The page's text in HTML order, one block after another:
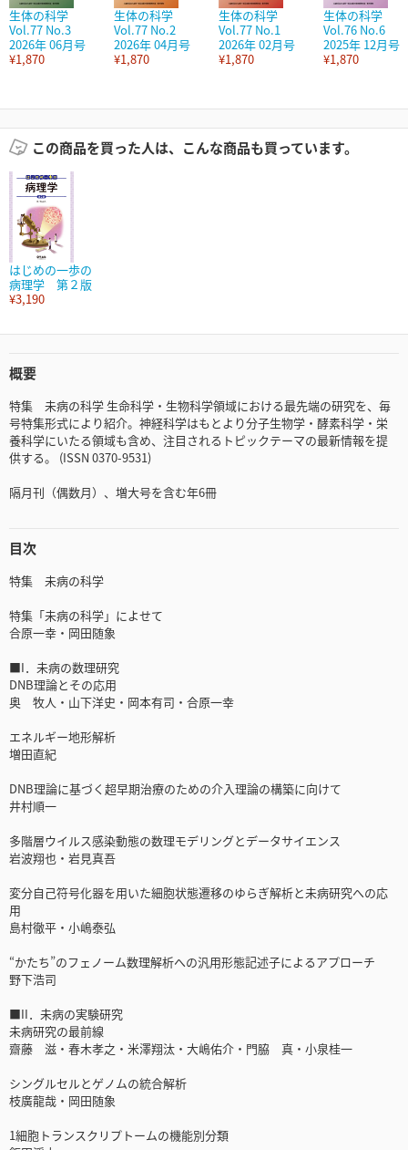
生体の科学
Vol.77 No.3
2026年 06月号
¥1,870
生体の科学
Vol.77 No.2
2026年 04月号
¥1,870
生体の科学
Vol.77 No.1
2026年 02月号
¥1,870
生体の科学
Vol.76 No.6
2025年 12月号
¥1,870
この商品を買った人は、こんな商品も買っています。
はじめの一歩の
病理学 第２版
¥3,190
概要
特集 未病の科学 生命科学・生物科学領域における最先端の研究を、毎
号特集形式により紹介。神経科学はもとより分子生物学・酵素科学・栄
養科学にいたる領域も含め、注目されるトピックテーマの最新情報を提
供する。 (ISSN 0370-9531)
隔月刊（偶数月）、増大号を含む年6冊
目次
特集 未病の科学
特集「未病の科学」によせて
合原一幸・岡田随象
■I．未病の数理研究
DNB理論とその応用
奥 牧人・山下洋史・岡本有司・合原一幸
エネルギー地形解析
増田直紀
DNB理論に基づく超早期治療のための介入理論の構築に向けて
井村順一
多階層ウイルス感染動態の数理モデリングとデータサイエンス
岩波翔也・岩見真吾
変分自己符号化器を用いた細胞状態遷移のゆらぎ解析と未病研究への応
用
島村徹平・小嶋泰弘
“かたち”のフェノーム数理解析への汎用形態記述子によるアプローチ
野下浩司
■II．未病の実験研究
未病研究の最前線
齋藤 滋・春木孝之・米澤翔汰・大嶋佑介・門脇 真・小泉桂一
シングルセルとゲノムの統合解析
枝廣龍哉・岡田随象
1細胞トランスクリプトームの機能別分類